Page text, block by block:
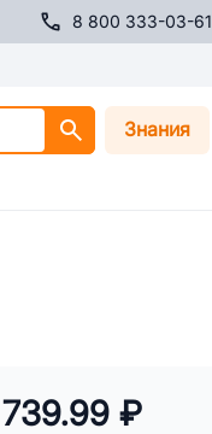
8 800 333-03-61
Знания
739.99 ₽